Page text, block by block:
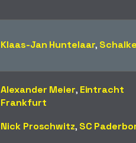
Klaas-Jan Huntelaar,
Alexander Meier, Eintracht
Frankfurt
Nick Proschwitz, SC